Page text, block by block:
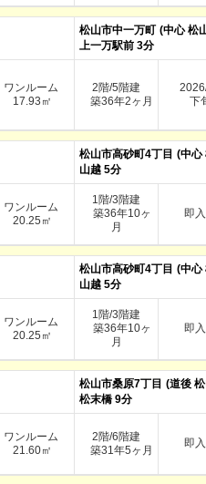
松山市中一万町 (中心 松
上一万駅前 3分
ワンルーム
17.93㎡
2階/5階建
築36年2ヶ月
下
松山市高砂町4丁目 (中心
山越 5分
ワンルーム
20.25㎡
1階/3階建
築36年10ヶ
月
即
松山市高砂町4丁目 (中心
山越 5分
ワンルーム
20.25㎡
1階/3階建
築36年10ヶ
月
即
松山市桑原7丁目 (道後
松末橋 9分
ワンルーム
21.60㎡
2階/6階建
築31年5ヶ月
即